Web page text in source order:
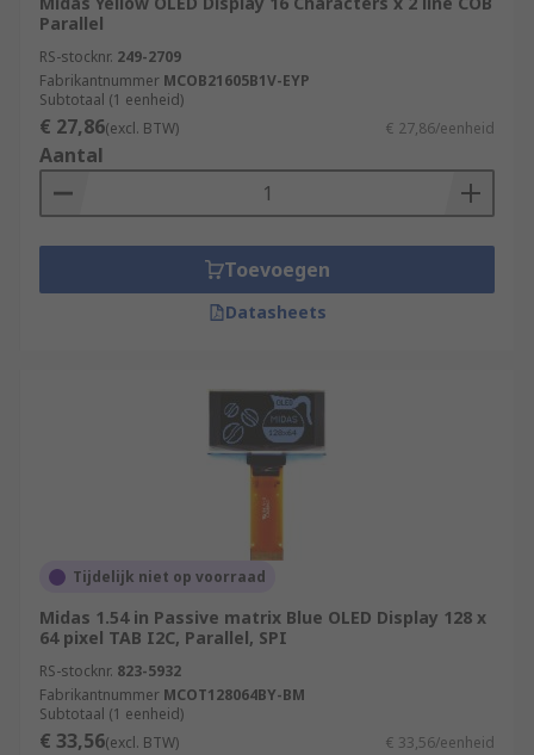
Parallel
RS-stocknr. 249-2709
Fabrikantnummer MCOB21605B1V-EYP
Subtotaal (1 eenheid)
€ 27,86(excl. BTW) € 27,86/eenheid
Aantal
Toevoegen
Datasheets
Tijdelijk niet op voorraad
Midas 1.54 in Passive matrix Blue OLED Display 128 x
64 pixel TAB I2C, Parallel, SPI
RS-stocknr. 823-5932
Fabrikantnummer MCOT128064BY-BM
Subtotaal (1 eenheid)
€ 33,56(excl. BTW) € 33,56/eenheid